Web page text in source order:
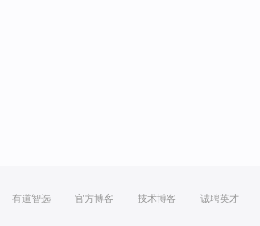
有道智选 官方博客 技术博客 诚聘英才